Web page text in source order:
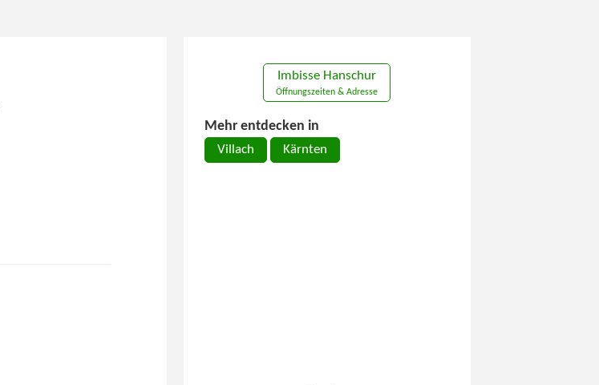
Imbisse Hanschur
Öffnungszeiten & Adresse
Mehr entdecken in
Villach Kärnten